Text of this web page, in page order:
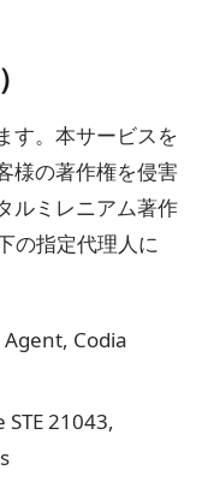
す。本サービスを
様の著作権を侵害
ルミレニアム著作
の指定代理人に
Codia
21043,